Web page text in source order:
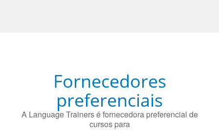
Fornecedores
preferenciais
A Language Trainers é fornecedora preferencial de
cursos para